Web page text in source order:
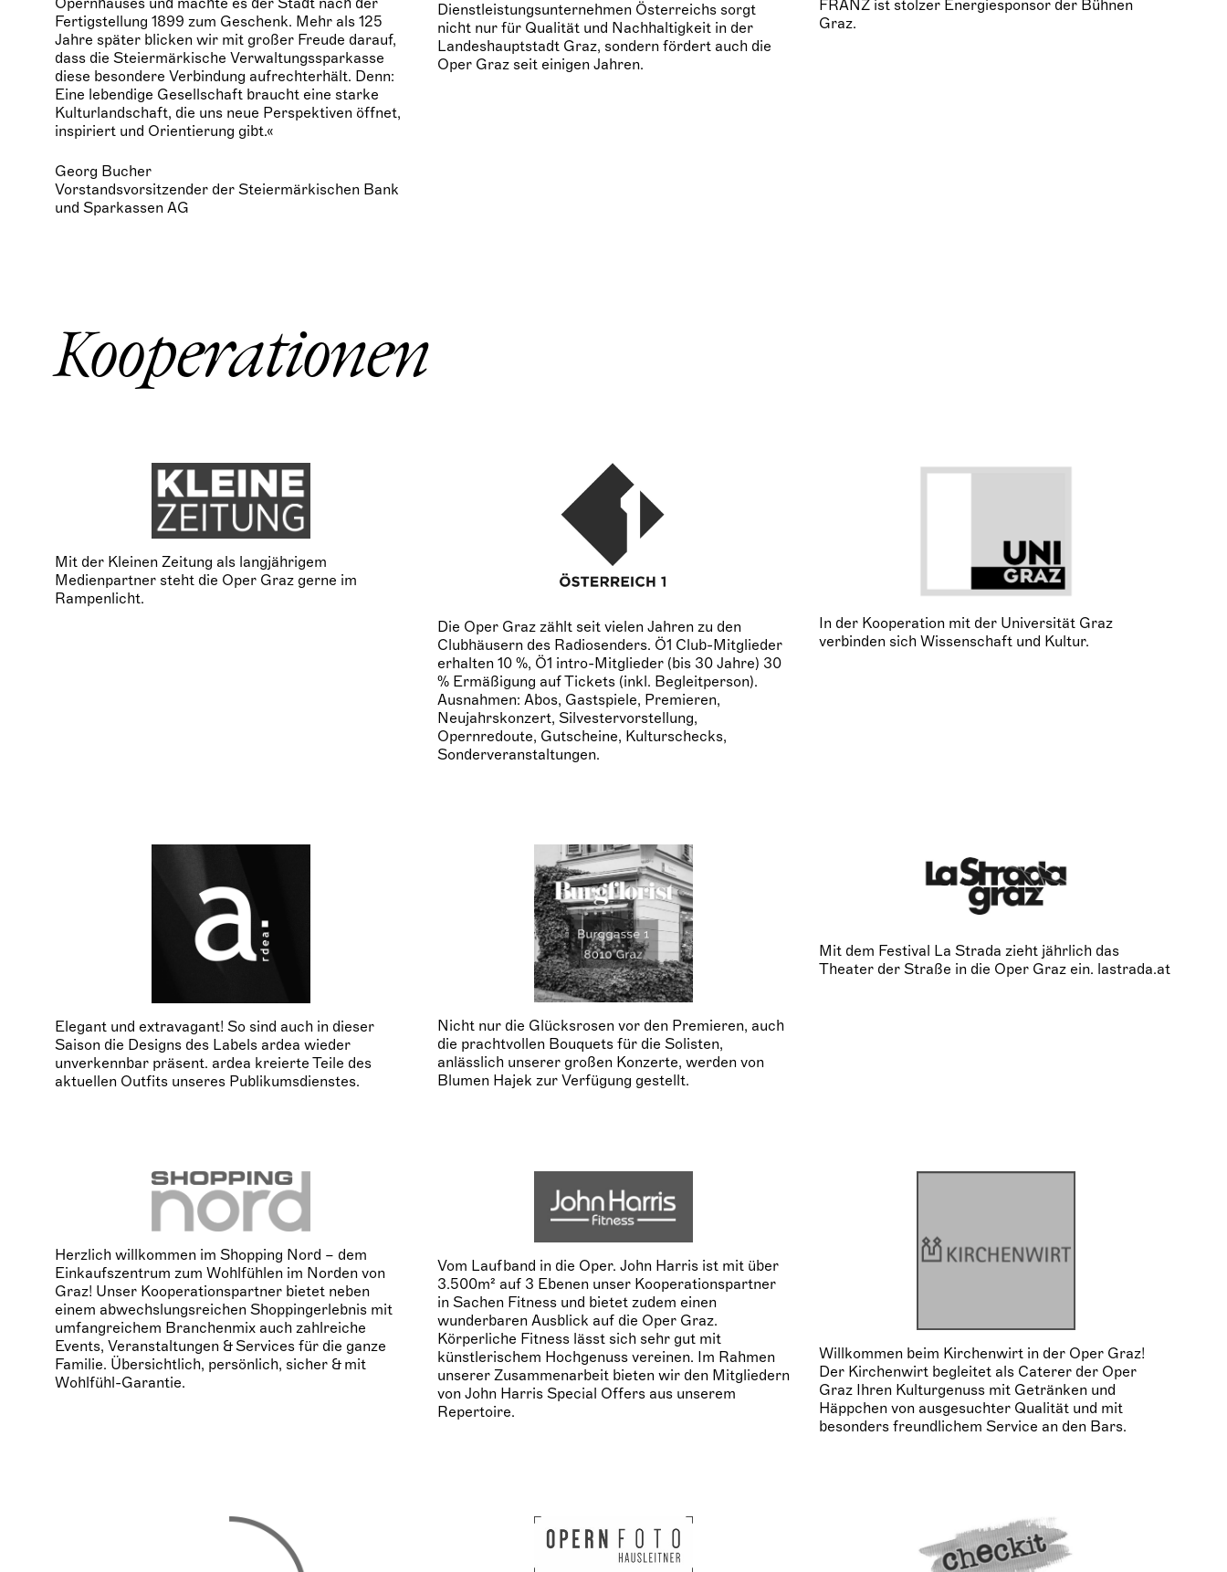
Opernhauses und machte es der Stadt nach der
Fertigstellung 1899 zum Geschenk. Mehr als 125
Jahre später blicken wir mit großer Freude darauf,
dass die Steiermärkische Verwaltungssparkasse
diese besondere Verbindung aufrechterhält. Denn:
Eine lebendige Gesellschaft braucht eine starke
Kulturlandschaft, die uns neue Perspektiven öffnet,
inspiriert und Orientierung gibt.«
Georg Bucher
Vorstandsvorsitzender der Steiermärkischen Bank
und Sparkassen AG
Dienstleistungsunternehmen Österreichs sorgt
nicht nur für Qualität und Nachhaltigkeit in der
Landeshauptstadt Graz, sondern fördert auch die
Oper Graz seit einigen Jahren.
FRANZ ist stolzer Energiesponsor der Bühnen
Graz.
Kooperationen
Mit der Kleinen Zeitung als langjährigem
Medienpartner steht die Oper Graz gerne im
Rampenlicht.
Die Oper Graz zählt seit vielen Jahren zu den
Clubhäusern des Radiosenders. Ö1 Club-Mitglieder
erhalten 10 %, Ö1 intro-Mitglieder (bis 30 Jahre) 30
% Ermäßigung auf Tickets (inkl. Begleitperson).
Ausnahmen: Abos, Gastspiele, Premieren,
Neujahrskonzert, Silvestervorstellung,
Opernredoute, Gutscheine, Kulturschecks,
Sonderveranstaltungen.
In der Kooperation mit der Universität Graz
verbinden sich Wissenschaft und Kultur.
Elegant und extravagant! So sind auch in dieser
Saison die Designs des Labels ardea wieder
unverkennbar präsent. ardea kreierte Teile des
aktuellen Outfits unseres Publikumsdienstes.
Nicht nur die Glücksrosen vor den Premieren, auch
die prachtvollen Bouquets für die Solisten,
anlässlich unserer großen Konzerte, werden von
Blumen Hajek zur Verfügung gestellt.
Mit dem Festival La Strada zieht jährlich das
Theater der Straße in die Oper Graz ein. lastrada.at
Herzlich willkommen im Shopping Nord – dem
Einkaufszentrum zum Wohlfühlen im Norden von
Graz! Unser Kooperationspartner bietet neben
einem abwechslungsreichen Shoppingerlebnis mit
umfangreichem Branchenmix auch zahlreiche
Events, Veranstaltungen & Services für die ganze
Familie. Übersichtlich, persönlich, sicher & mit
Wohlfühl-Garantie.
Vom Laufband in die Oper. John Harris ist mit über
3.500m² auf 3 Ebenen unser Kooperationspartner
in Sachen Fitness und bietet zudem einen
wunderbaren Ausblick auf die Oper Graz.
Körperliche Fitness lässt sich sehr gut mit
künstlerischem Hochgenuss vereinen. Im Rahmen
unserer Zusammenarbeit bieten wir den Mitgliedern
von John Harris Special Offers aus unserem
Repertoire.
Willkommen beim Kirchenwirt in der Oper Graz!
Der Kirchenwirt begleitet als Caterer der Oper
Graz Ihren Kulturgenuss mit Getränken und
Häppchen von ausgesuchter Qualität und mit
besonders freundlichem Service an den Bars.